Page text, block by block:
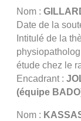
Nom :
Date de la
Intitulé de la
étude chez le
Encadrant :
(équipe
Nom :